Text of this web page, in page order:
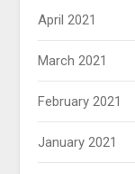
April 2021
March 2021
February 2021
January 2021